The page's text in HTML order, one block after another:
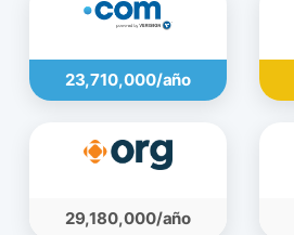
23,710,000/año
29,180,000/año